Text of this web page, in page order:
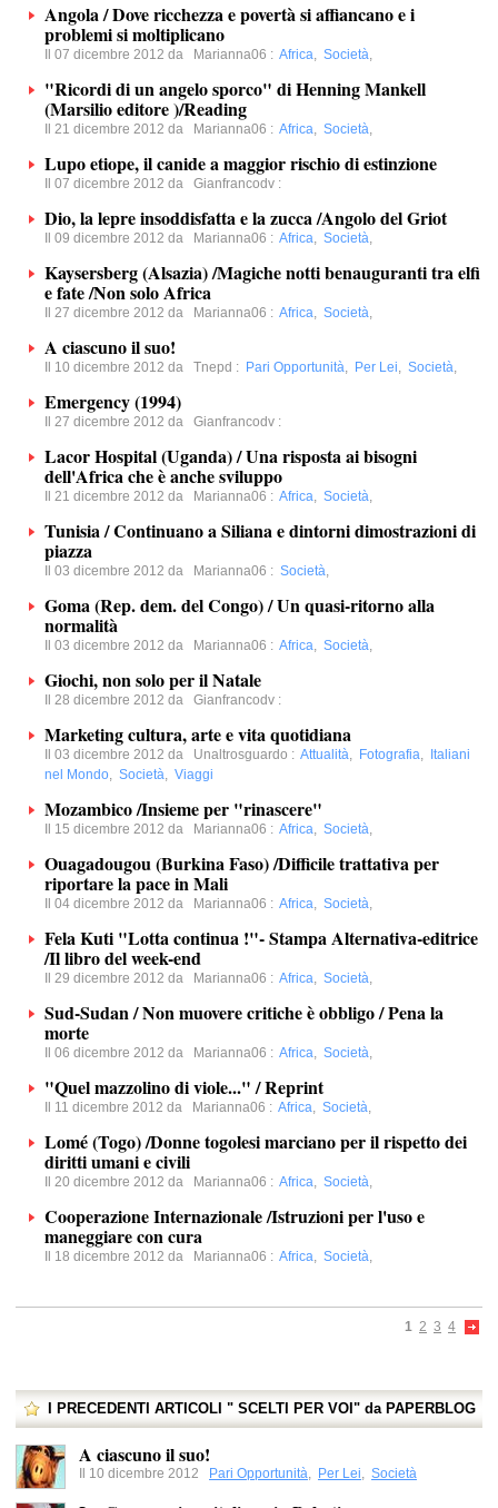
Angola / Dove ricchezza e povertà si affiancano e i
problemi si moltiplicano
Il 07 dicembre 2012 da Marianna06 : Africa, Società,
"Ricordi di un angelo sporco" di Henning Mankell
(Marsilio editore )/Reading
Il 21 dicembre 2012 da Marianna06 : Africa, Società,
Lupo etiope, il canide a maggior rischio di estinzione
Il 07 dicembre 2012 da Gianfrancodv :
Dio, la lepre insoddisfatta e la zucca /Angolo del Griot
Il 09 dicembre 2012 da Marianna06 : Africa, Società,
Kaysersberg (Alsazia) /Magiche notti benauguranti tra elfi
e fate /Non solo Africa
Il 27 dicembre 2012 da Marianna06 : Africa, Società,
A ciascuno il suo!
Il 10 dicembre 2012 da Tnepd : Pari Opportunità, Per Lei, Società,
Emergency (1994)
Il 27 dicembre 2012 da Gianfrancodv :
Lacor Hospital (Uganda) / Una risposta ai bisogni
dell'Africa che è anche sviluppo
Il 21 dicembre 2012 da Marianna06 : Africa, Società,
Tunisia / Continuano a Siliana e dintorni dimostrazioni di
piazza
Il 03 dicembre 2012 da Marianna06 : Società,
Goma (Rep. dem. del Congo) / Un quasi-ritorno alla
normalità
Il 03 dicembre 2012 da Marianna06 : Africa, Società,
Giochi, non solo per il Natale
Il 28 dicembre 2012 da Gianfrancodv :
Marketing cultura, arte e vita quotidiana
Il 03 dicembre 2012 da Unaltrosguardo : Attualità, Fotografia,
Italiani
nel Mondo, Società, Viaggi
Mozambico /Insieme per "rinascere"
Il 15 dicembre 2012 da Marianna06 : Africa, Società,
Ouagadougou (Burkina Faso) /Difficile trattativa per
riportare la pace in Mali
Il 04 dicembre 2012 da Marianna06 : Africa, Società,
Fela Kuti "Lotta continua !"- Stampa Alternativa-editrice
/Il libro del week-end
Il 29 dicembre 2012 da Marianna06 : Africa, Società,
Sud-Sudan / Non muovere critiche è obbligo / Pena la
morte
Il 06 dicembre 2012 da Marianna06 : Africa, Società,
"Quel mazzolino di viole..." / Reprint
Il 11 dicembre 2012 da Marianna06 : Africa, Società,
Lomé (Togo) /Donne togolesi marciano per il rispetto dei
diritti umani e civili
Il 20 dicembre 2012 da Marianna06 : Africa, Società,
Cooperazione Internazionale /Istruzioni per l'uso e
maneggiare con cura
Il 18 dicembre 2012 da Marianna06 : Africa, Società,
1 2 3 4
I PRECEDENTI ARTICOLI " SCELTI PER VOI" da PAPERBLOG
A ciascuno il suo!
Il 10 dicembre 2012 Pari Opportunità, Per Lei, Società